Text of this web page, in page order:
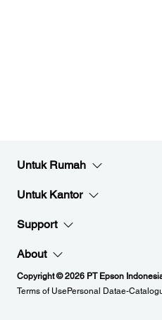
Untuk Rumah
Untuk Kantor
Support
About
Copyright © 2026 PT Epson
Terms of UsePersonal Datae-